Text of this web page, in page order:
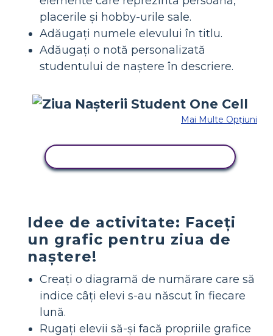
placerile și hobby-urile sale.
Adăugați numele elevului în titlu.
Adăugați o notă personalizată
studentului de naștere în descriere.
Mai Multe Opțiuni
Idee de activitate: Faceți
un grafic pentru ziua de
naștere!
Creați o diagramă de numărare care să
indice câți elevi s-au născut în fiecare
lună.
Rugați elevii să-și facă propriile grafice